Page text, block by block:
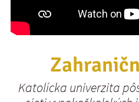
Katolícka univerzita